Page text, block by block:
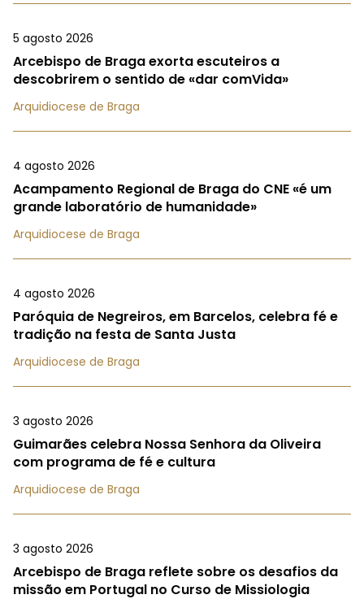
5 agosto 2026
Arcebispo de Braga exorta escuteiros a
descobrirem o sentido de «dar comVida»
Arquidiocese de Braga
4 agosto 2026
Acampamento Regional de Braga do CNE «é um
grande laboratório de humanidade»
Arquidiocese de Braga
4 agosto 2026
Paróquia de Negreiros, em Barcelos, celebra fé e
tradição na festa de Santa Justa
Arquidiocese de Braga
3 agosto 2026
Guimarães celebra Nossa Senhora da Oliveira
com programa de fé e cultura
Arquidiocese de Braga
3 agosto 2026
Arcebispo de Braga reflete sobre os desafios da
missão em Portugal no Curso de Missiologia